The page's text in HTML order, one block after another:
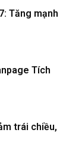
Tăng mạnh
Tích
trái chiều,